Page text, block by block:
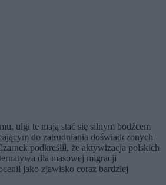
ulgi te mają stać się silnym bodźcem
do zatrudniania doświadczonych
podkreślił, że aktywizacja polskich
dla masowej migracji
jako zjawisko coraz bardziej